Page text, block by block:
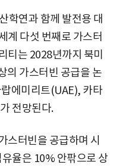
학연과 함께 발전용 대
계 다섯 번째로 가스터
티는 2028년까지 북미
의 가스터빈 공급을 논
에미리트(UAE), 카타
전망된다.
스터빈을 공급하며 시
율은 10% 안팎으로 상